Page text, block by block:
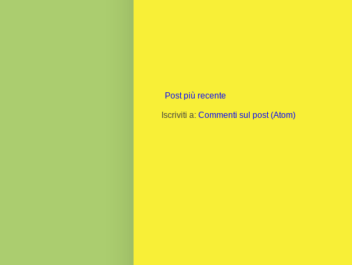
Post più recente
Iscriviti a: Commenti sul post (Atom)